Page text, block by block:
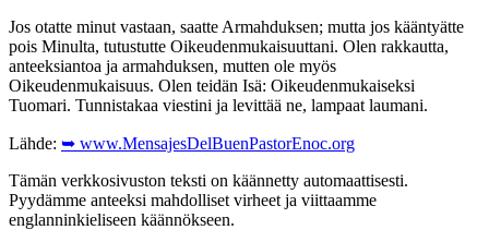
Jos otatte minut vastaan, saatte Armahduksen; mutta jos kääntyätte
pois Minulta, tutustutte Oikeudenmukaisuuttani. Olen rakkautta,
anteeksiantoa ja armahduksen, mutten ole myös
Oikeudenmukaisuus. Olen teidän Isä: Oikeudenmukaiseksi
Tuomari. Tunnistakaa viestini ja levittää ne, lampaat laumani.
Lähde: ➥ www.MensajesDelBuenPastorEnoc.org
Tämän verkkosivuston teksti on käännetty automaattisesti.
Pyydämme anteeksi mahdolliset virheet ja viittaamme
englanninkieliseen käännökseen.